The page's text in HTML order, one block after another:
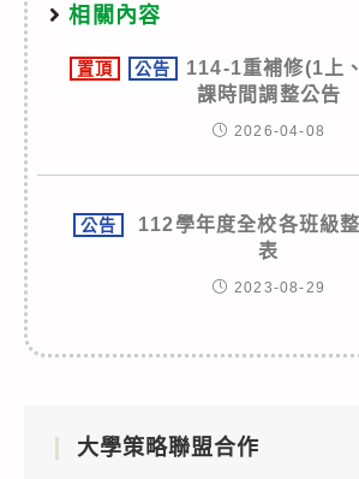
相關內容
置頂 公告
114-1重補修(1上
課時間調整公告
2026-04-08
公告
112學年度全校各班級
表
2023-08-29
大學策略聯盟合作